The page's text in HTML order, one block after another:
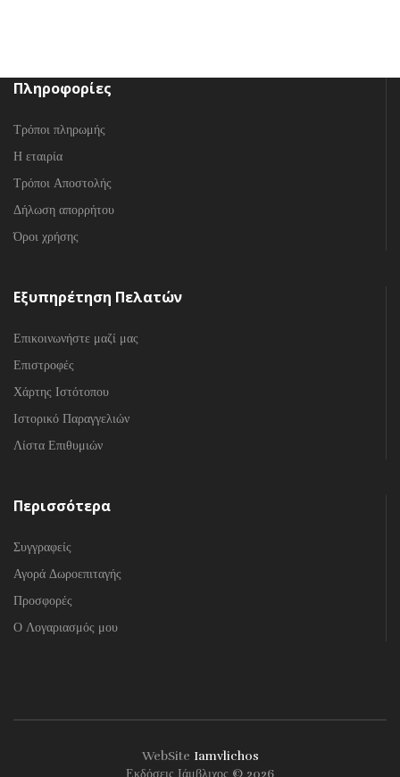
Πληροφορίες
Τρόποι πληρωμής
Η εταιρία
Τρόποι Αποστολής
Δήλωση απορρήτου
Όροι χρήσης
Εξυπηρέτηση Πελατών
Επικοινωνήστε μαζί μας
Επιστροφές
Χάρτης Ιστότοπου
Ιστορικό Παραγγελιών
Λίστα Επιθυμιών
Περισσότερα
Συγγραφείς
Αγορά Δωροεπιταγής
Προσφορές
Ο Λογαριασμός μου
WebSite Iamvlichos
Εκδόσεις Ιάμβλιχος © 2026